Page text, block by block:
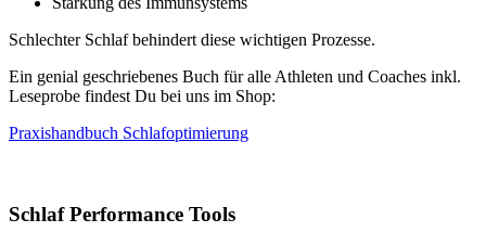
Schlechter Schlaf behindert diese wichtigen Prozesse.
Ein genial geschriebenes Buch für alle Athleten und Coaches inkl.
Leseprobe findest Du bei uns im Shop:
Praxishandbuch Schlafoptimierung
Schlaf Performance Tools